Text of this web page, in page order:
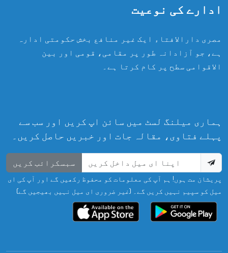
ادارے کی نوعیت
مصری دارالافتاء ایک غیر منافع بخش حکومتی ادارہ
ہے، جو آزادانہ طور پر مقامی، قومی اور بین
الاقوامی سطح پر کام کرتا ہے۔
ہماری میلنگ لسٹ میں سائن اپ کریں اور سب سے
پہلے فتاوی، مقالہ جات اور خبریں حاصل کریں۔
سبسکرائب کریں
پریشان مت ہوں! ہم آپ کی معلومات کو محفوظ رکھیں گے اور آپ کی ای
میل کو سپیم نہیں کریں گے۔ (غیر ضروری ای میل نہیں بھیجیں گے)